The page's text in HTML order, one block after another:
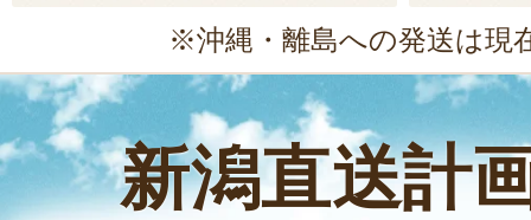
※沖縄・離島への発送は現
新潟直送計